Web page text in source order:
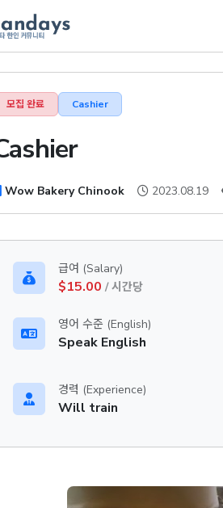
모집 완료 Cashier
Wow Bakery Chinook 2023.08.19
급여 (Salary)
$15.00 / 시간당
영어 수준 (English)
Speak English
경력 (Experience)
Will train